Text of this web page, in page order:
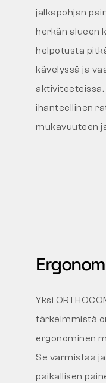
jalkapohjan
herkän alueen
helpotusta
kävelyssä ja
aktiviteeteissa.
ihanteellinen
mukavuuteen
Yksi
tärkeimmistä
ergonominen
Se varmistaa
paikallisen